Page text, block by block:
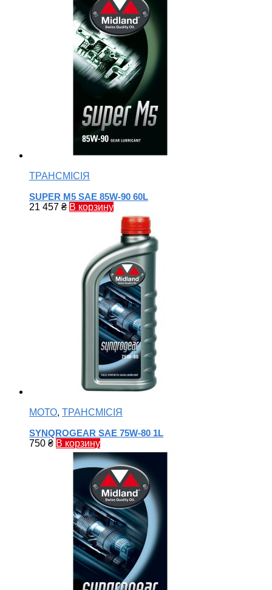
ТРАНСМІСІЯ
SUPER M5 SAE 85W-90 60L
21 457 ₴ В корзину
МОТО, ТРАНСМІСІЯ
SYNQROGEAR SAE 75W-80 1L
750 ₴ В корзину